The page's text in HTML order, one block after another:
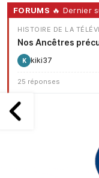
FORUMS 🔥 Dernier
HISTOIRE DE LA
Nos Ancêtres
K kiki37
25 réponses